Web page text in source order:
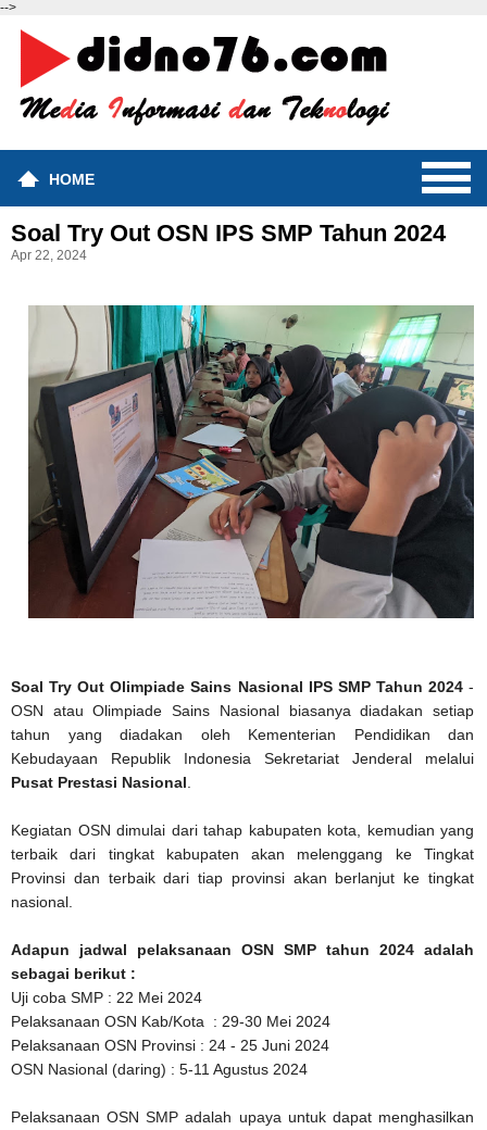
-->
HOME
Soal Try Out OSN IPS SMP Tahun 2024
Apr 22, 2024
Soal Try Out Olimpiade Sains Nasional IPS SMP Tahun 2024-
OSN atau Olimpiade Sains Nasional biasanya diadakan setiap
tahun yang diadakan oleh Kementerian Pendidikan dan
Kebudayaan Republik Indonesia Sekretariat Jenderal melalui
Pusat Prestasi Nasional
Kegiatan OSN dimulai dari tahap kabupaten kota, kemudian yang
terbaik dari tingkat kabupaten akan melenggang ke Tingkat
Provinsi dan terbaik dari tiap provinsi akan berlanjut ke tingkat
nasional.
Adapun jadwal pelaksanaan OSN SMP tahun 2024 adalah
sebagai berikut :
Uji coba SMP : 22 Mei 2024
Pelaksanaan OSN Kab/Kota : 29-30 Mei 2024
Pelaksanaan OSN Provinsi : 24 - 25 Juni 2024
OSN Nasional (daring) : 5-11 Agustus 2024
Pelaksanaan OSN SMP adalah upaya untuk dapat menghasilkan